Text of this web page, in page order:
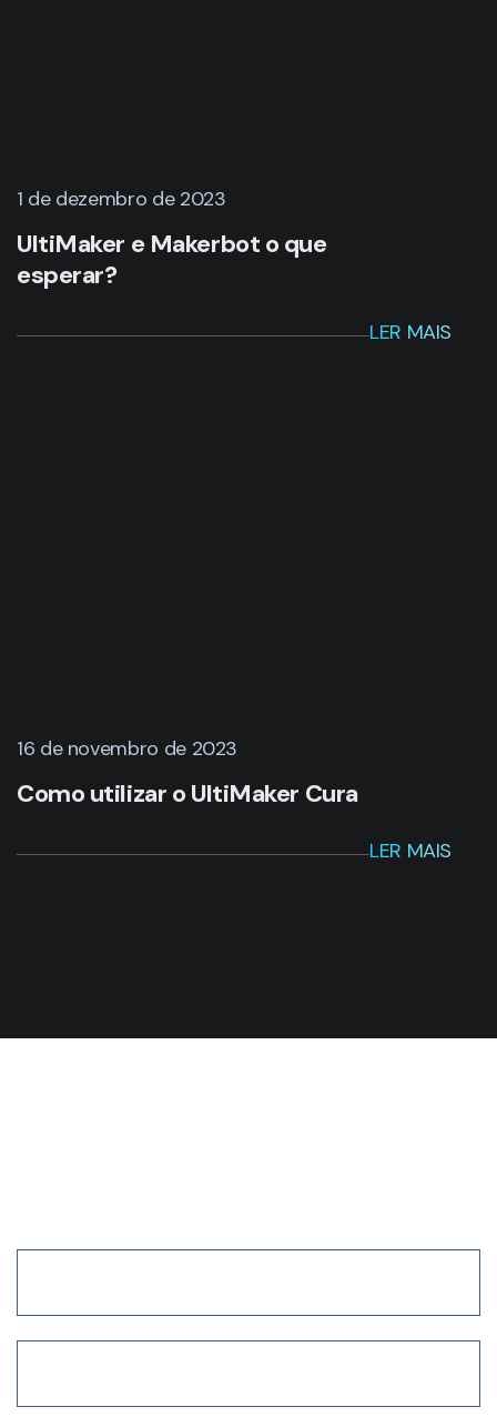
1 de dezembro de 2023
UltiMaker e Makerbot o que
esperar?
LER MAIS
16 de novembro de 2023
Como utilizar o UltiMaker Cura
LER MAIS